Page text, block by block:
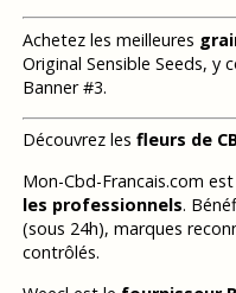
Achetez les meilleures
Original Sensible Seeds, y
Banner #3.
Découvrez les fleurs de
Mon-Cbd-Francais.com est
les professionnels.
(sous 24h), marques
contrôlés.